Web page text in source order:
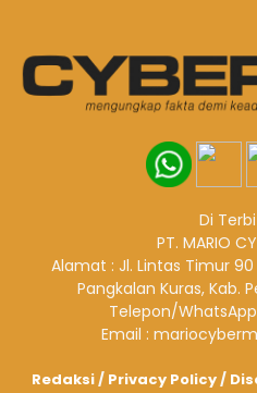
Di
PT. MARIO
Alamat : Jl. Lintas Timur 90
Pangkalan Kuras, Kab.
Telepon/
Email :
Redaksi/ Privacy Policy/